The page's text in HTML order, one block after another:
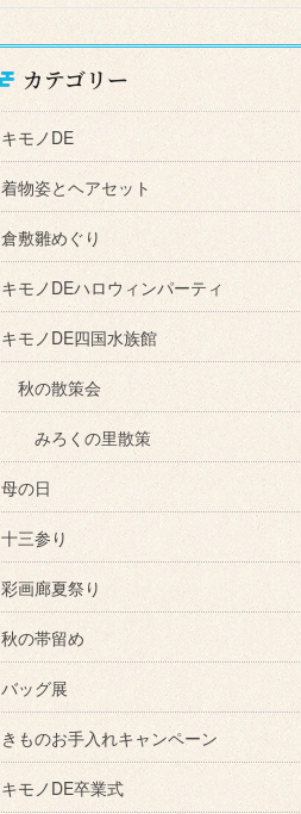
カテゴリー
キモノDE
着物姿とヘアセット
倉敷雛めぐり
キモノDEハロウィンパーティ
キモノDE四国水族館
秋の散策会
みろくの里散策
母の日
十三参り
彩画廊夏祭り
秋の帯留め
バッグ展
きものお手入れキャンペーン
キモノDE卒業式